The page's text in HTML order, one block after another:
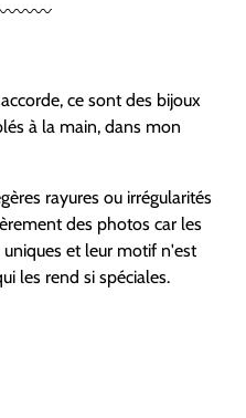
〰️〰️
ce sont des bijoux
à la main, dans mon
rayures ou irrégularités
des photos car les
et leur motif n'est
les rend si spéciales.